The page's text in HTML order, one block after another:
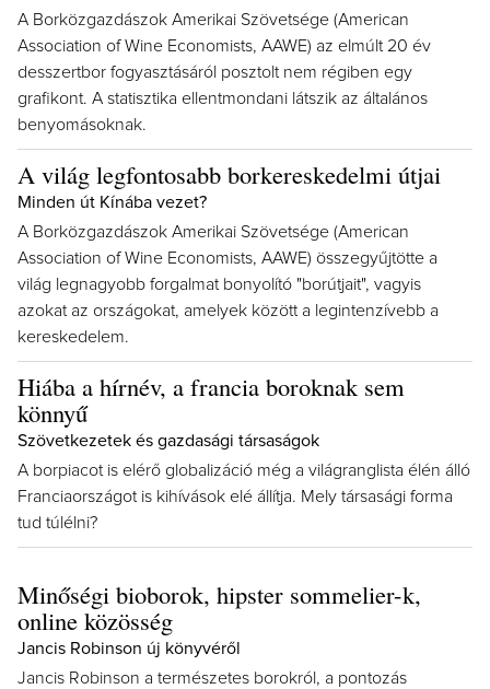
A Borközgazdászok Amerikai Szövetsége (American
Association of Wine Economists, AAWE) az elmúlt 20 év
desszertbor fogyasztásáról posztolt nem régiben egy
grafikont. A statisztika ellentmondani látszik az általános
benyomásoknak.
A világ legfontosabb borkereskedelmi útjai
Minden út Kínába vezet?
A Borközgazdászok Amerikai Szövetsége (American
Association of Wine Economists, AAWE) összegyűjtötte a
világ legnagyobb forgalmat bonyolító "borútjait", vagyis
azokat az országokat, amelyek között a legintenzívebb a
kereskedelem.
Hiába a hírnév, a francia boroknak sem
könnyű
Szövetkezetek és gazdasági társaságok
A borpiacot is elérő globalizáció még a világranglista élén álló
Franciaországot is kihívások elé állítja. Mely társasági forma
tud túlélni?
Minőségi bioborok, hipster sommelier-k,
online közösség
Jancis Robinson új könyvéről
Jancis Robinson a természetes borokról, a pontozás